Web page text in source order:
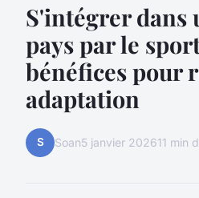
S'intégrer dans
pays par le
bénéfices pour
adaptation
S Soan5 janvier 202611 min